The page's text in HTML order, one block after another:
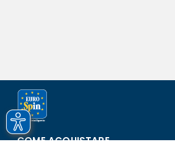
COME ACQUISTARE